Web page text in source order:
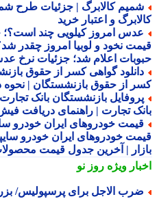
کالابرگ | جزئیات طرح شمیم
و اعتبار خرید
امروز کیلویی چند است؟؛
نخود و لوبیا امروز چقدر شد؟
اعلام شد؛ جزئیات نرخ عدس،
گواهی کسر از حقوق
از حقوق بازنشستگان | نحوه
بازنشستگان بانک تجارت |
تجارت | راهنمای دریافت فیش
| آخرین جدول قیمت محصولات
ویژهروز نو
الاجل برای پرسپولیس/